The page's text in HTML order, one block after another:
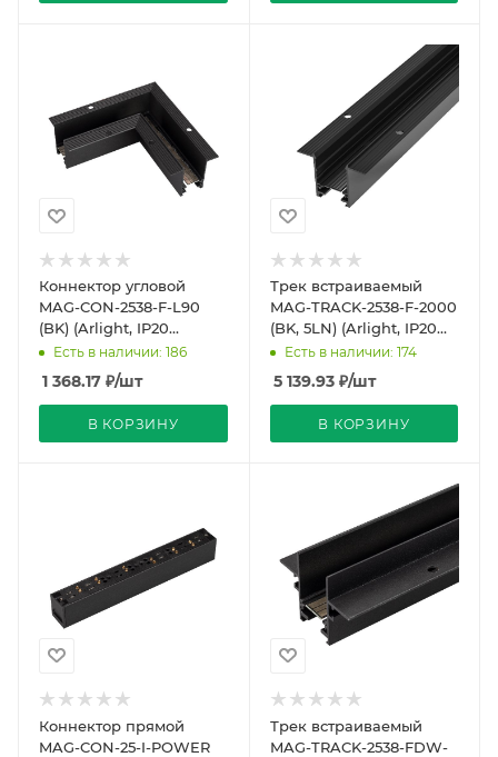
Коннектор угловой
MAG-CON-2538-F-L90
(BK) (Arlight, IP20
Металл, 5 лет)
Есть в наличии: 186
1 368.17 ₽/шт
В КОРЗИНУ
Трек встраиваемый
MAG-TRACK-2538-F-2000
(BK, 5LN) (Arlight, IP20
Металл, 5 лет)
Есть в наличии: 174
5 139.93₽/шт
В КОРЗИНУ
Коннектор прямой
MAG-CON-25-I-POWER
Трек встраиваемый
MAG-TRACK-2538-FDW-